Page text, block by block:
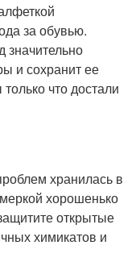
за обувью.
и сохранит ее
что достали
хранилась в
хорошенько
открытые
химикатов и